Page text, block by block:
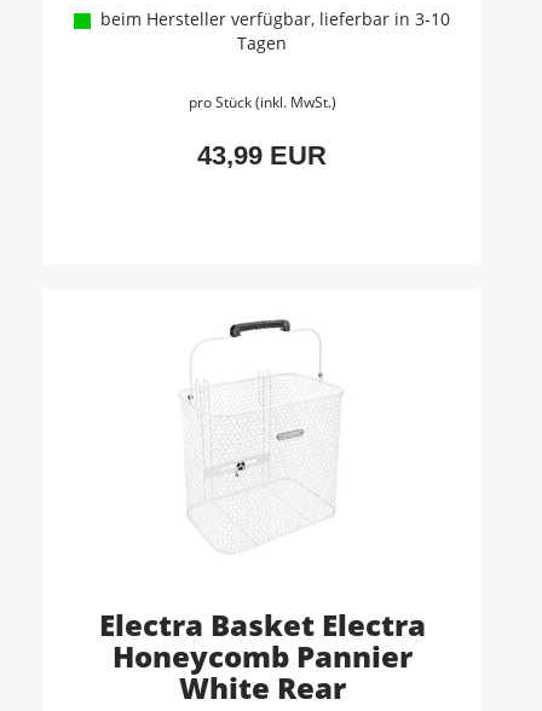
beim Hersteller verfügbar, lieferbar in 3-10
Tagen
pro Stück (inkl. MwSt.)
43,99 EUR
Electra Basket Electra
Honeycomb Pannier
White Rear